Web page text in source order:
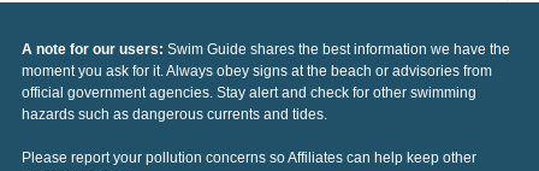
A note for our users: Swim Guide shares the best information we have the
moment you ask for it. Always obey signs at the beach or advisories from
official government agencies. Stay alert and check for other swimming
hazards such as dangerous currents and tides.
Please report your pollution concerns so Affiliates can help keep other